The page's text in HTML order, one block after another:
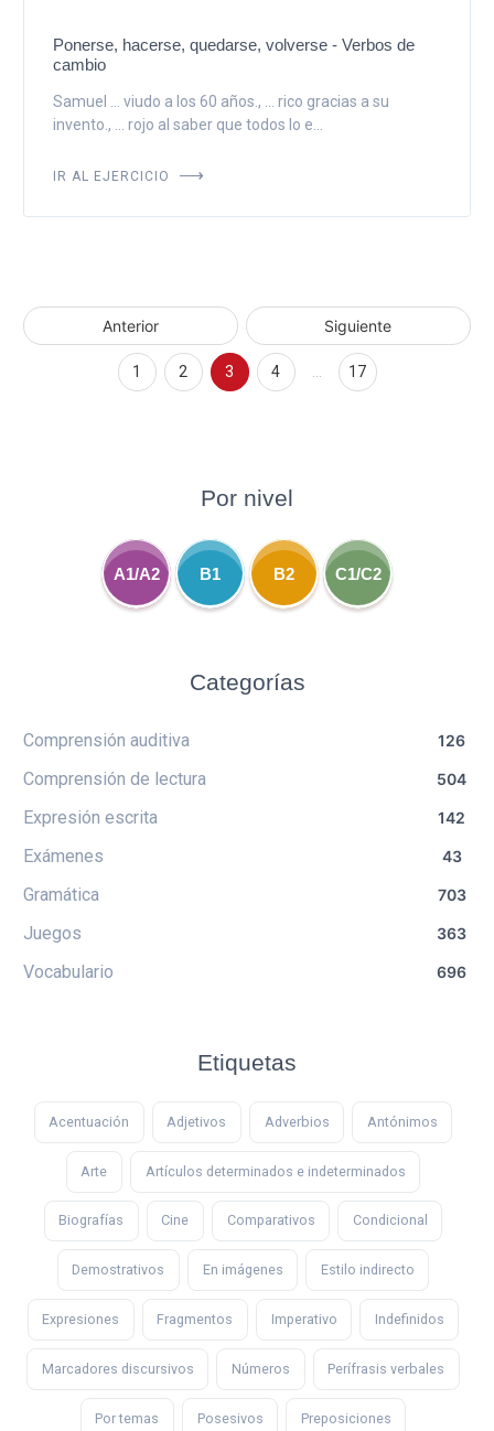
Ponerse, hacerse, quedarse, volverse - Verbos de
cambio
Samuel ... viudo a los 60 años., ... rico gracias a su
invento., ... rojo al saber que todos lo e...
IR AL EJERCICIO
Anterior Siguiente
1 2 3 4 17
Por nivel
A1/A2 B1 B2 C1/C2
Categorías
Comprensión auditiva 126
Comprensión de lectura 504
Expresión escrita 142
Exámenes 43
Gramática 703
Juegos 363
Vocabulario 696
Etiquetas
Acentuación Adjetivos Adverbios Antónimos
Arte Artículos determinados e indeterminados
Biografías Cine Comparativos Condicional
Demostrativos En imágenes Estilo indirecto
Expresiones Fragmentos Imperativo Indefinidos
Marcadores discursivos Números Perífrasis verbales
Por temas Posesivos Preposiciones